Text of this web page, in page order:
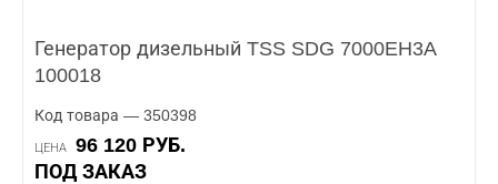
Генератор дизельный TSS SDG 7000EH3A
100018
Код товара — 350398
ЦЕНА
96 120 РУБ.
ПОД ЗАКАЗ